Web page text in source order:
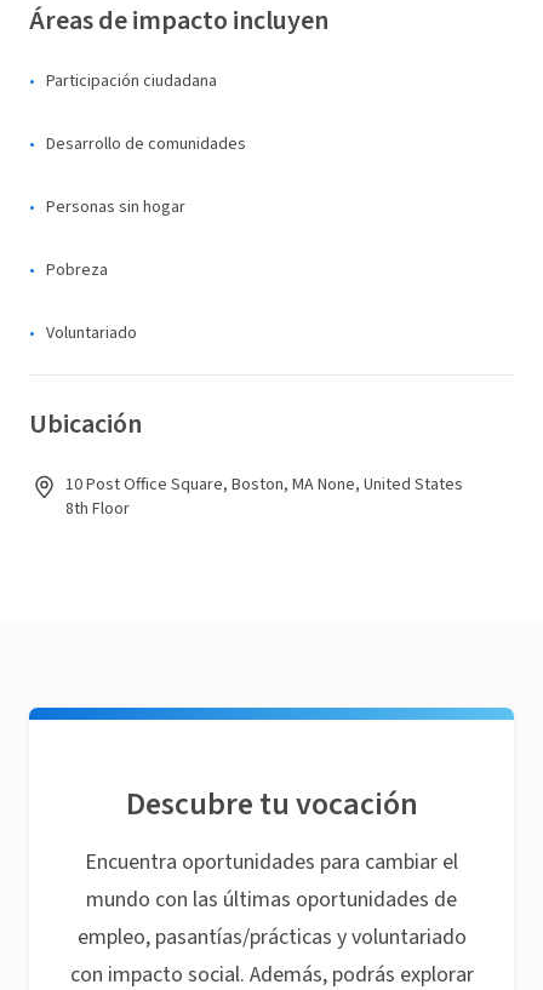
Áreas de impacto incluyen
Participación ciudadana
Desarrollo de comunidades
Personas sin hogar
Pobreza
Voluntariado
Ubicación
10 Post Office Square, Boston, MA None, United States
8th Floor
Descubre tu vocación
Encuentra oportunidades para cambiar el
mundo con las últimas oportunidades de
empleo, pasantías/prácticas y voluntariado
con impacto social. Además, podrás explorar